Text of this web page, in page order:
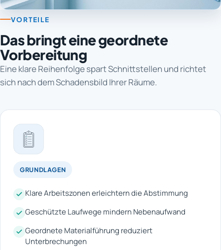
VORTEILE
Das bringt eine geordnete
Vorbereitung
Eine klare Reihenfolge spart Schnittstellen und richtet
sich nach dem Schadensbild Ihrer Räume.
GRUNDLAGEN
Klare Arbeitszonen erleichtern die Abstimmung
Geschützte Laufwege mindern Nebenaufwand
Geordnete Materialführung reduziert
Unterbrechungen